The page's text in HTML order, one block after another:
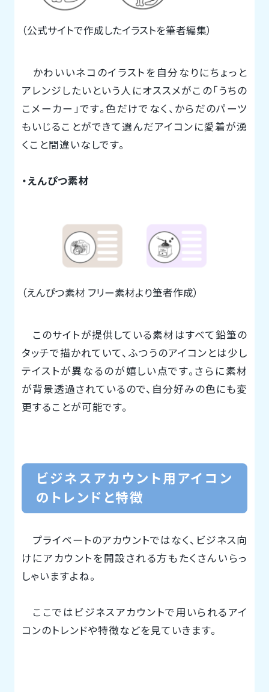
（公式サイトで作成したイラストを筆者編集）
かわいいネコのイラストを自分なりにちょっと
アレンジしたいという人にオススメがこの「うちの
こメーカー」です。色だけでなく、からだのパーツ
もいじることができて選んだアイコンに愛着が湧
くこと間違いなしです。
・えんぴつ素材
（えんぴつ素材 フリー素材より筆者作成）
このサイトが提供している素材はすべて鉛筆の
タッチで描かれていて、ふつうのアイコンとは少し
テイストが異なるのが嬉しい点です。さらに素材
が背景透過されているので、自分好みの色にも変
更することが可能です。
ビジネスアカウント用アイコン
のトレンドと特徴
プライベートのアカウントではなく、ビジネス向
けにアカウントを開設される方もたくさんいらっ
しゃいますよね。
ここではビジネスアカウントで用いられるアイ
コンのトレンドや特徴などを見ていきます。